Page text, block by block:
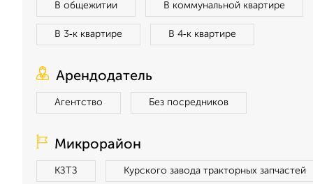
В общежитии В коммунальной квартире
В 3‑к квартире В 4‑к квартире
Арендодатель
Агентство Без посредников
Микрорайон
КЗТЗ Курского завода тракторных запчастей